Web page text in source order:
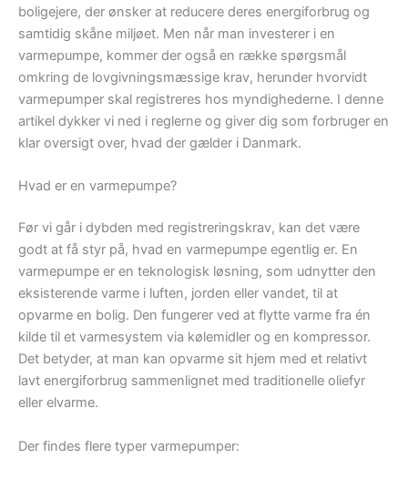
boligejere, der ønsker at reducere deres energiforbrug og
samtidig skåne miljøet. Men når man investerer i en
varmepumpe, kommer der også en række spørgsmål
omkring de lovgivningsmæssige krav, herunder hvorvidt
varmepumper skal registreres hos myndighederne. I denne
artikel dykker vi ned i reglerne og giver dig som forbruger en
klar oversigt over, hvad der gælder i Danmark.
Hvad er en varmepumpe?
Før vi går i dybden med registreringskrav, kan det være
godt at få styr på, hvad en varmepumpe egentlig er. En
varmepumpe er en teknologisk løsning, som udnytter den
eksisterende varme i luften, jorden eller vandet, til at
opvarme en bolig. Den fungerer ved at flytte varme fra én
kilde til et varmesystem via kølemidler og en kompressor.
Det betyder, at man kan opvarme sit hjem med et relativt
lavt energiforbrug sammenlignet med traditionelle oliefyr
eller elvarme.
Der findes flere typer varmepumper: